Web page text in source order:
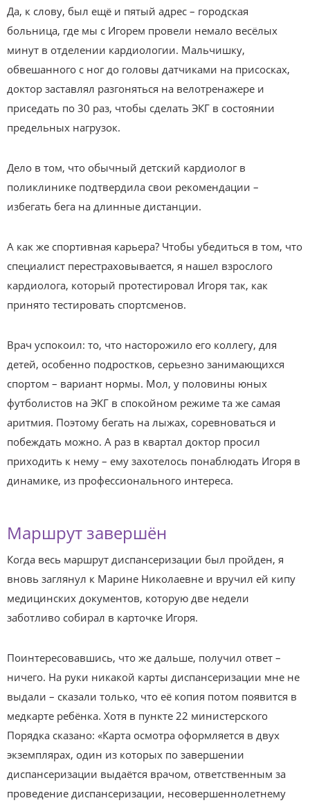
Да, к слову, был ещё и пятый адрес – городская
больница, где мы с Игорем провели немало весёлых
минут в отделении кардиологии. Мальчишку,
обвешанного с ног до головы датчиками на присосках,
доктор заставлял разгоняться на велотренажере и
приседать по 30 раз, чтобы сделать ЭКГ в состоянии
предельных нагрузок.
Дело в том, что обычный детский кардиолог в
поликлинике подтвердила свои рекомендации –
избегать бега на длинные дистанции.
А как же спортивная карьера? Чтобы убедиться в том, что
специалист перестраховывается, я нашел взрослого
кардиолога, который протестировал Игоря так, как
принято тестировать спортсменов.
Врач успокоил: то, что насторожило его коллегу, для
детей, особенно подростков, серьезно занимающихся
спортом – вариант нормы. Мол, у половины юных
футболистов на ЭКГ в спокойном режиме та же самая
аритмия. Поэтому бегать на лыжах, соревноваться и
побеждать можно. А раз в квартал доктор просил
приходить к нему – ему захотелось понаблюдать Игоря в
динамике, из профессионального интереса.
Маршрут завершён
Когда весь маршрут диспансеризации был пройден, я
вновь заглянул к Марине Николаевне и вручил ей кипу
медицинских документов, которую две недели
заботливо собирал в карточке Игоря.
Поинтересовавшись, что же дальше, получил ответ –
ничего. На руки никакой карты диспансеризации мне не
выдали – сказали только, что её копия потом появится в
медкарте ребёнка. Хотя в пункте 22 министерского
Порядка сказано: «Карта осмотра оформляется в двух
экземплярах, один из которых по завершении
диспансеризации выдаётся врачом, ответственным за
проведение диспансеризации, несовершеннолетнему